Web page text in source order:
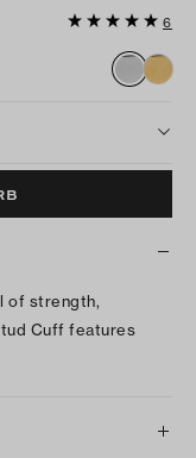
6
of strength,
Cuff features